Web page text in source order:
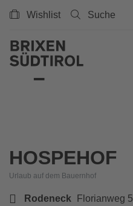
Wishlist Suche
HOSPEHOF
Urlaub auf dem Bauernhof
Rodeneck Florianweg 5